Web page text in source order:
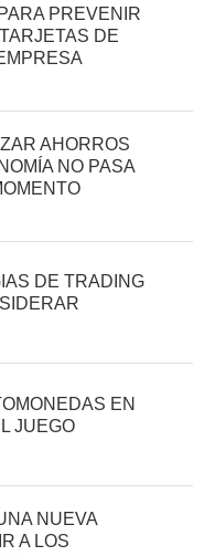
PREVENIR
DE
AHORROS
NO PASA
DE TRADING
EN
JUEGO
NUEVA
A LOS